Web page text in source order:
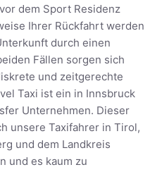
dem Sport Residenz
Ihrer Rückfahrt werden
durch einen
Fällen sorgen sich
und zeitgerechte
Taxi ist ein in Innsbruck
Unternehmen. Dieser
unsere Taxifahrer in Tirol,
und dem Landkreis
und es kaum zu